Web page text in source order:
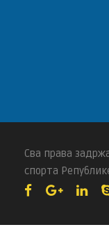
Сва права
спорта